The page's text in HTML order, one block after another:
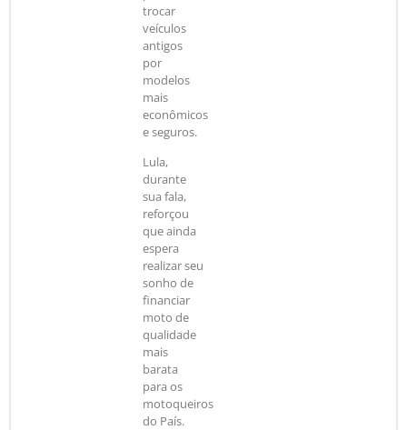
trocar
veículos
antigos
por
modelos
mais
econômicos
e seguros.
Lula,
durante
sua fala,
reforçou
que ainda
espera
realizar seu
sonho de
financiar
moto de
qualidade
mais
barata
para os
motoqueiros
do País.